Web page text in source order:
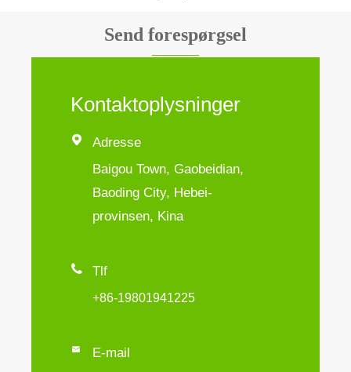
Send forespørgsel
Kontaktoplysninger

Adresse
Baigou Town, Gaobeidian,
Baoding City, Hebei-
provinsen, Kina
 Tlf
+86-19801941225
 E-mail